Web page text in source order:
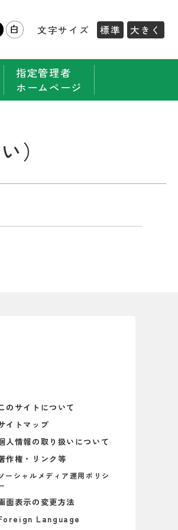
白 文字サイズ 標準 大きく
指定管理者
ホームページ
）
のサイトについて
イトマップ
人情報の取り扱いについて
作権・リンク等
ーシャルメディア運用ポリシ
面表示の変更方法
Language